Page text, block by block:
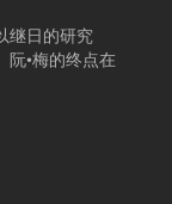
继日的研究
•梅的终点在